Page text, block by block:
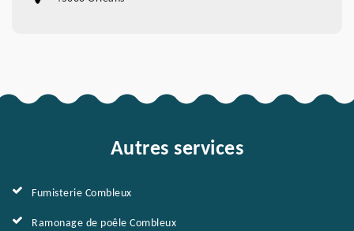
Autres services
Fumisterie Combleux
Ramonage de poêle Combleux